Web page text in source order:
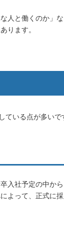
人と働くのか」
ります。
ている点が多い
入社予定の中か
って、正式に採